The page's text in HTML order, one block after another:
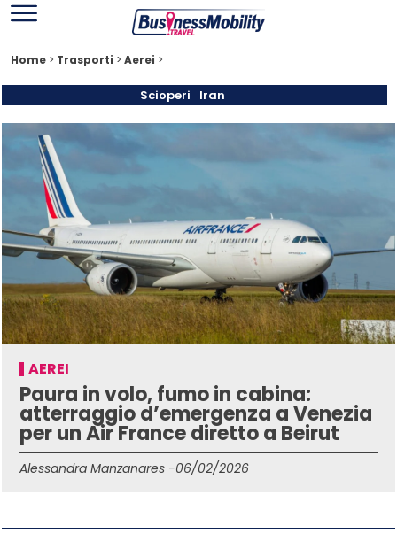
Home > Trasporti > Aerei >
Scioperi Iran
AEREI
Paura in volo, fumo in cabina:
atterraggio d’emergenza a Venezia
per un Air France diretto a Beirut
Alessandra Manzanares -06/02/2026